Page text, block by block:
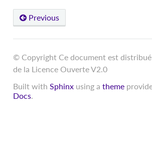
Previous
© Copyright Ce document est distribué
de la Licence Ouverte V2.0
Built with Sphinxusing a theme
Docs.